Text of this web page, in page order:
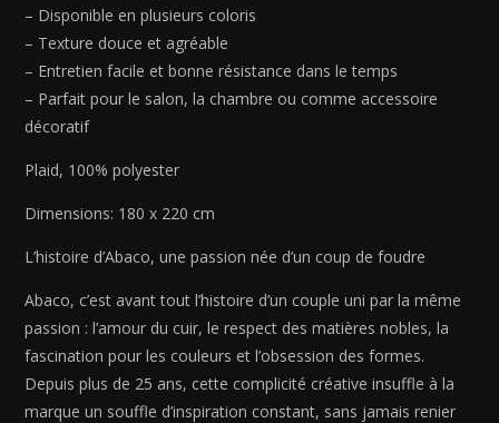
– Disponible en plusieurs coloris
– Texture douce et agréable
– Entretien facile et bonne résistance dans le temps
– Parfait pour le salon, la chambre ou comme accessoire
décoratif
Plaid, 100% polyester
Dimensions: 180 x 220 cm
L’histoire d’Abaco, une passion née d’un coup de foudre
Abaco, c’est avant tout l’histoire d’un couple uni par la même
passion : l’amour du cuir, le respect des matières nobles, la
fascination pour les couleurs et l’obsession des formes.
Depuis plus de 25 ans, cette complicité créative insuffle à la
marque un souffle d’inspiration constant, sans jamais renier